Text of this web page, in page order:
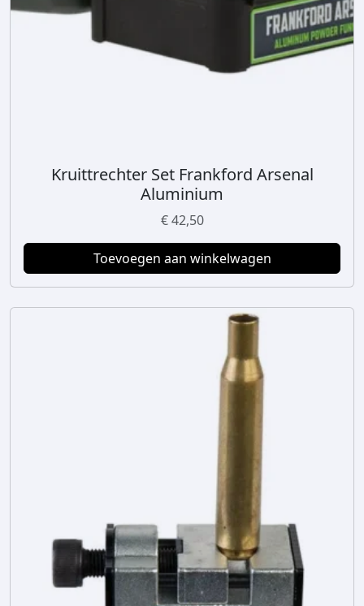
Kruittrechter Set Frankford Arsenal
Aluminium
€42,50
Toevoegen aan winkelwagen